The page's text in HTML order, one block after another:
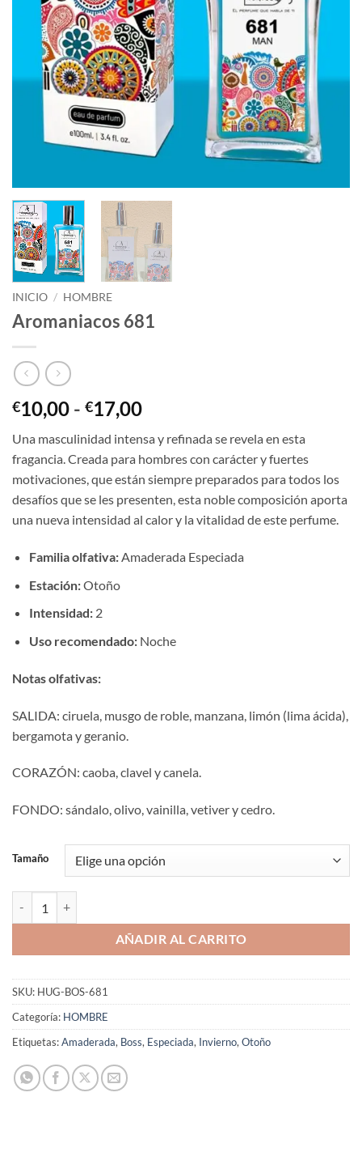
INICIO / HOMBRE
Aromaniacos 681
€10,00 - €17,00Rango
precios:
desde
€10,00
hasta
€17,00
Una masculinidad intensa y refinada se revela en esta
fragancia. Creada para hombres con carácter y fuertes
motivaciones, que están siempre preparados para todos los
desafíos que se les presenten, esta noble composición aporta
una nueva intensidad al calor y la vitalidad de este perfume.
Familia olfativa:Amaderada Especiada
Estación:Otoño
Intensidad:2
Uso recomendado:Noche
Notas olfativas:
SALIDA: ciruela, musgo de roble, manzana, limón (lima ácida),
bergamota y geranio.
CORAZÓN: caoba, clavel y canela.
FONDO: sándalo, olivo, vainilla, vetiver y cedro.
Tamaño
AÑADIR AL CARRITO
SKU: HUG-BOS-681
Categoría: HOMBRE
Etiquetas:Amaderada, Boss, Especiada, Invierno, Otoño